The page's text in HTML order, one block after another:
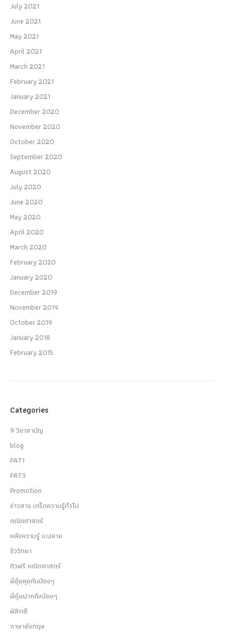
July 2021
June 2021
May 2021
April 2021
March 2021
February 2021
January 2021
December 2020
November 2020
October 2020
September 2020
August 2020
July 2020
June 2020
May 2020
April 2020
March 2020
February 2020
January 2020
December 2019
November 2019
October 2019
January 2018
February 2015
Categories
9 วิชาสามัญ
blog
PAT1
PAT3
Promotion
ข่าวสาร เกร็ดความรู้ทั่วไป
คณิตศาสตร์
คลังความรู้ ม.ปลาย
ชีววิทยา
ติวฟรี คณิตศาสตร์
พี่อุ๋ยคุยกับน้องๆ
พี่อุ๋ยฝากถึงน้องๆ
ฟิสิกส์
ภาษาอังกฤษ